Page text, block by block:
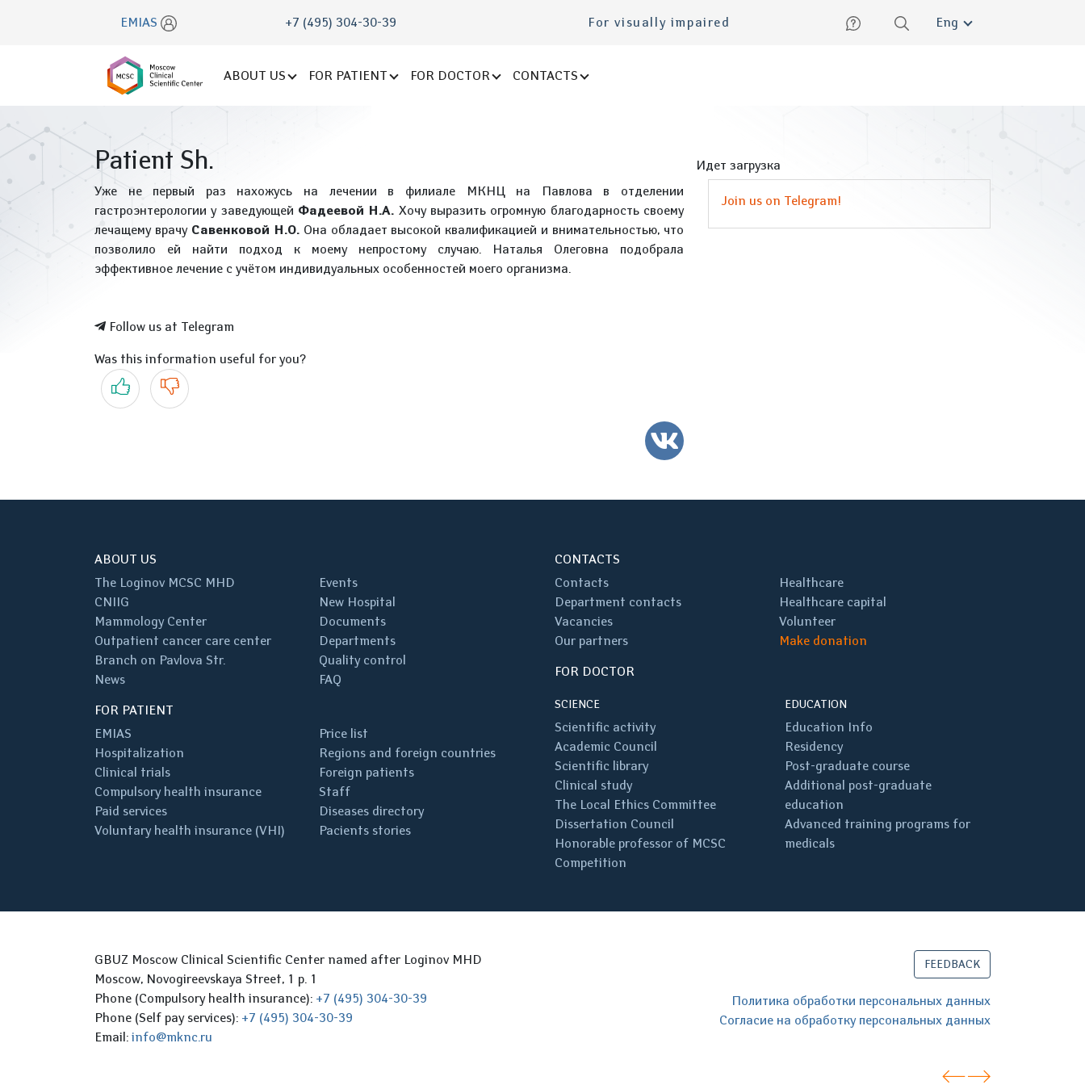
EMIAS +7 (495) 304-30-39 For visually impaired English
ABOUT US FOR PATIENT FOR DOCTOR CONTACTS
Patient Sh.
Уже не первый раз нахожусь на лечении в филиале МКНЦ на Павлова в отделении
гастроэнтерологии у заведующей Фадеевой Н.А. Хочу выразить огромную благодарность своему
лечащему врачу Савенковой Н.О.Она обладает высокой квалификацией и внимательностью, что
позволило ей найти подход к моему непростому случаю. Наталья Олеговна подобрала
эффективное лечение с учётом индивидуальных особенностей моего организма.
Follow us at Telegram
Was this information useful for you?
Yes No
VK
Идет загрузка
Join us on Telegram!
ABOUT US
The Loginov MCSC MHD
CNIIG
Mammology Center
Outpatient cancer care center
Branch on Pavlova Str.
News
Events
New Hospital
Documents
Departments
Quality control
FAQ
FOR PATIENT
EMIAS
Hospitalization
Clinical trials
Compulsory health insurance
Paid services
Voluntary health insurance (VHI)
Price list
Regions and foreign countries
Foreign patients
Staff
Diseases directory
Pacients stories
CONTACTS
Contacts
Department contacts
Vacancies
Our partners
Healthcare
Healthcare capital
Volunteer
Make donation
FOR DOCTOR
SCIENCE
Scientific activity
Academic Council
Scientific library
Clinical study
The Local Ethics Committee
Dissertation Council
Honorable professor of MCSC
Competition
EDUCATION
Education Info
Residency
Post-graduate course
Additional post-graduate
education
Advanced training programs for
medicals
GBUZ Moscow Clinical Scientific Center named after Loginov MHD
Moscow, Novogireevskaya Street, 1 p. 1
Phone (Compulsory health insurance): +7 (495) 304-30-39
Phone (Self pay services): +7 (495) 304-30-39
Email: info@mknc.ru
FEEDBACK
Политика обработки персональных данных
Согласие на обработку персональных данных